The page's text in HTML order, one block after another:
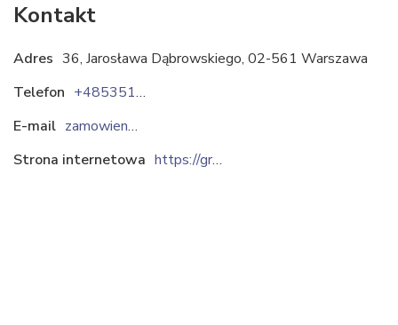
Kontakt
Adres 36, Jarosława Dąbrowskiego, 02-561 Warszawa
Telefon
+48535185485
E-mail
zamowienia@granatovo.com
Strona internetowa
https://granatovo.com